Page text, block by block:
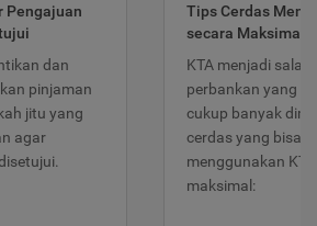
Pengajuan
dan
pinjaman
jitu yang
agar
Tips Cerdas
secara Maksimal
KTA menjadi
perbankan yang
cukup banyak
cerdas yang bisa
menggunakan
maksimal: